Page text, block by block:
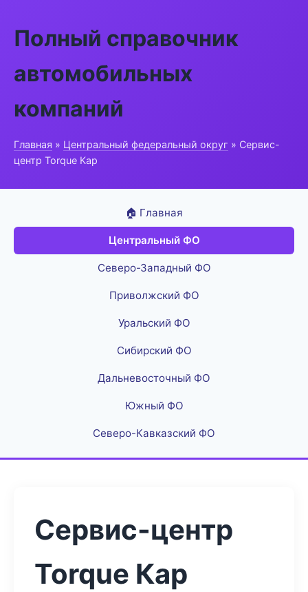
Полный справочник
автомобильных
компаний
Главная » Центральный федеральный округ » Сервис-
центр Torque Кар
🏠 Главная
Центральный ФО
Северо-Западный ФО
Приволжский ФО
Уральский ФО
Сибирский ФО
Дальневосточный ФО
Южный ФО
Северо-Кавказский ФО
Сервис-центр
Torque Кар